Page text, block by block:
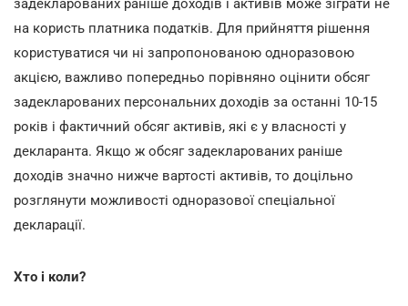
задекларованих раніше доходів і активів може зіграти не
на користь платника податків. Для прийняття рішення
користуватися чи ні запропонованою одноразовою
акцією, важливо попередньо порівняно оцінити обсяг
задекларованих персональних доходів за останні 10-15
років і фактичний обсяг активів, які є у власності у
декларанта. Якщо ж обсяг задекларованих раніше
доходів значно нижче вартості активів, то доцільно
розглянути можливості одноразової спеціальної
декларації.
Хто і коли?